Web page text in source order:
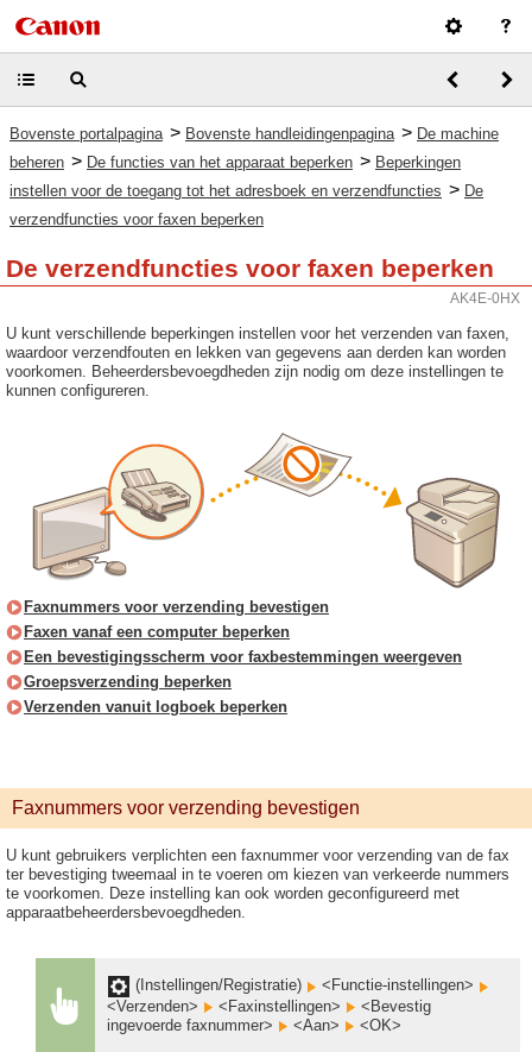
Bovenste portalpagina > Bovenste handleidingenpagina > De machine
beheren > De functies van het apparaat beperken > Beperkingen
instellen voor de toegang tot het adresboek en verzendfuncties > De
verzendfuncties voor faxen beperken
De verzendfuncties voor faxen beperken
AK4E-0HX
U kunt verschillende beperkingen instellen voor het verzenden van faxen,
waardoor verzendfouten en lekken van gegevens aan derden kan worden
voorkomen. Beheerdersbevoegdheden zijn nodig om deze instellingen te
kunnen configureren.
Faxnummers voor verzending bevestigen
Faxen vanaf een computer beperken
Een bevestigingsscherm voor faxbestemmingen weergeven
Groepsverzending beperken
Verzenden vanuit logboek beperken
Faxnummers voor verzending bevestigen
U kunt gebruikers verplichten een faxnummer voor verzending van de fax
ter bevestiging tweemaal in te voeren om kiezen van verkeerde nummers
te voorkomen. Deze instelling kan ook worden geconfigureerd met
apparaatbeheerdersbevoegdheden.
(Instellingen/Registratie)
<Functie-instellingen>
<Verzenden>
<Faxinstellingen>
<Bevestig
ingevoerde faxnummer>
<Aan> <OK>